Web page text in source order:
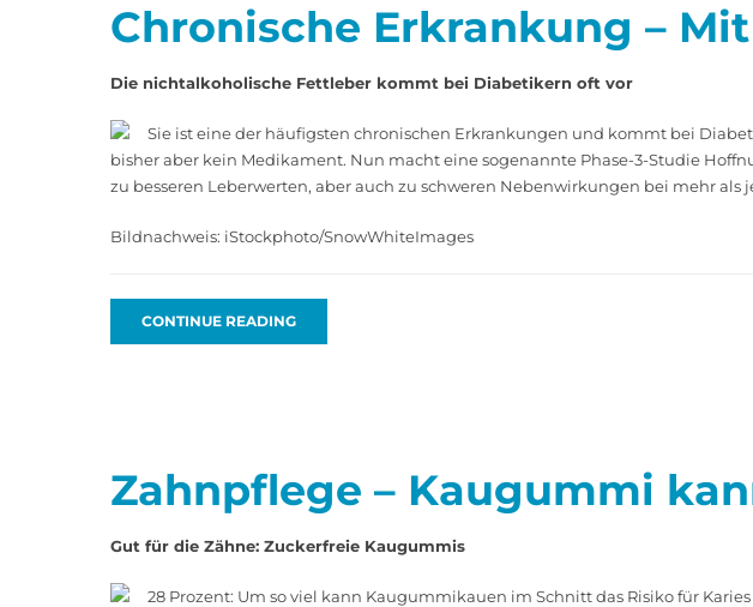
Chronische Erkrankung –
Die nichtalkoholische Fettleber kommt bei Diabetikern oft vor
Sie ist eine der häufigsten chronischen Erkrankungen und kommt bei
bisher aber kein Medikament. Nun macht eine sogenannte Phase-3-Studie
zu besseren Leberwerten, aber auch zu schweren Nebenwirkungen bei mehr
Bildnachweis: iStockphoto/SnowWhiteImages
CONTINUE READING
Zahnpflege – Kaugummi
Gut für die Zähne: Zuckerfreie Kaugummis
28 Prozent: Um so viel kann Kaugummikauen im Schnitt das Risiko für